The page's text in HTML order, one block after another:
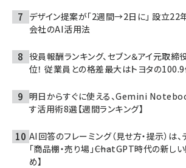
デザイン提案が「2週間→2日に」 設立22
会社のAI活用法
役員報酬ランキング、セブン＆アイ元取
位！ 従業員との格差最大はトヨタの100.9
明日からすぐに使える、Gemini
す活用術8選【週間ランキング】
AI回答のフレーミング（見せ方・提示）は
「商品棚・売り場」――ChatGPT時代の新し
め】